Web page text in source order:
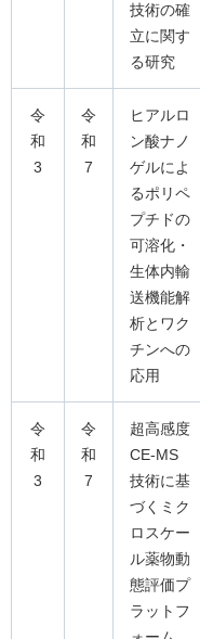
技術の確
立に関す
る研究
令
和
3
令
和
7
ヒアルロ
ン酸ナノ
ゲルによ
るポリペ
プチドの
可溶化・
生体内輸
送機能解
析とワク
チンへの
応用
令
和
3
令
和
7
超高感度
CE-MS
技術に基
づくミク
ロスケー
ル薬物動
態評価プ
ラットフ